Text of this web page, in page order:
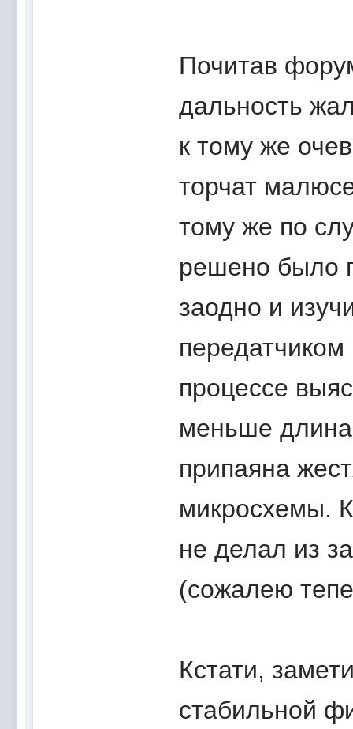
Почитав
дальность
к тому же
торчат
тому же по
решено было
заодно и
передатчиком
процессе
меньше длина
припаяна
микросхемы.
не делал из
(сожалею
Кстати,
стабильной